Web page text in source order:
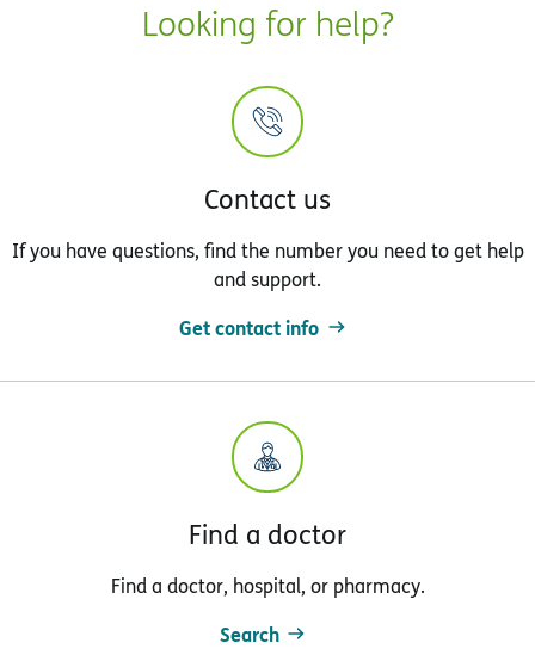
Looking for help?
Contact us
If you have questions, find the number you need to get help
and support.
Get contact info
Find a doctor
Find a doctor, hospital, or pharmacy.
Search